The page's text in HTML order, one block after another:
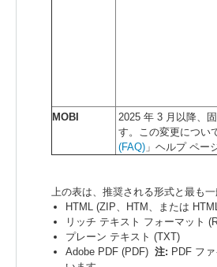
MOBI
2025 年 3 月以降、
す。この変更につい
(FAQ) 」ヘルプ ペー
上の表は、推奨される形式と最も
HTML (ZIP、HTM、または
リッチ テキスト フォーマット
プレーン テキスト (TXT)
Adobe PDF (PDF) 注: PDF フ